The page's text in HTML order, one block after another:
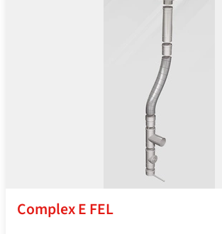
Complex E FEL